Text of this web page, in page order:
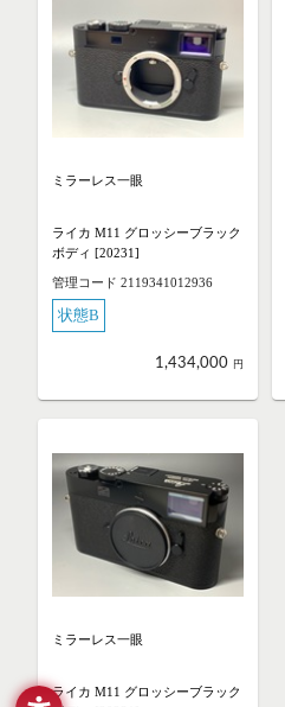
ミラーレス一眼
ライカ M11 グロッシーブラック
ボディ [20231]
管理コード 2119341012936
状態B
1,434,000 円
ミラーレス一眼
ライカ M11 グロッシーブラック